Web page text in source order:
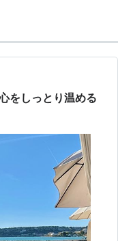
をしっとり温める